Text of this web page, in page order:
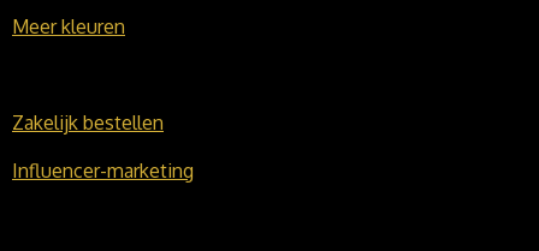
Meer kleuren
Zakelijk bestellen
Influencer-marketing